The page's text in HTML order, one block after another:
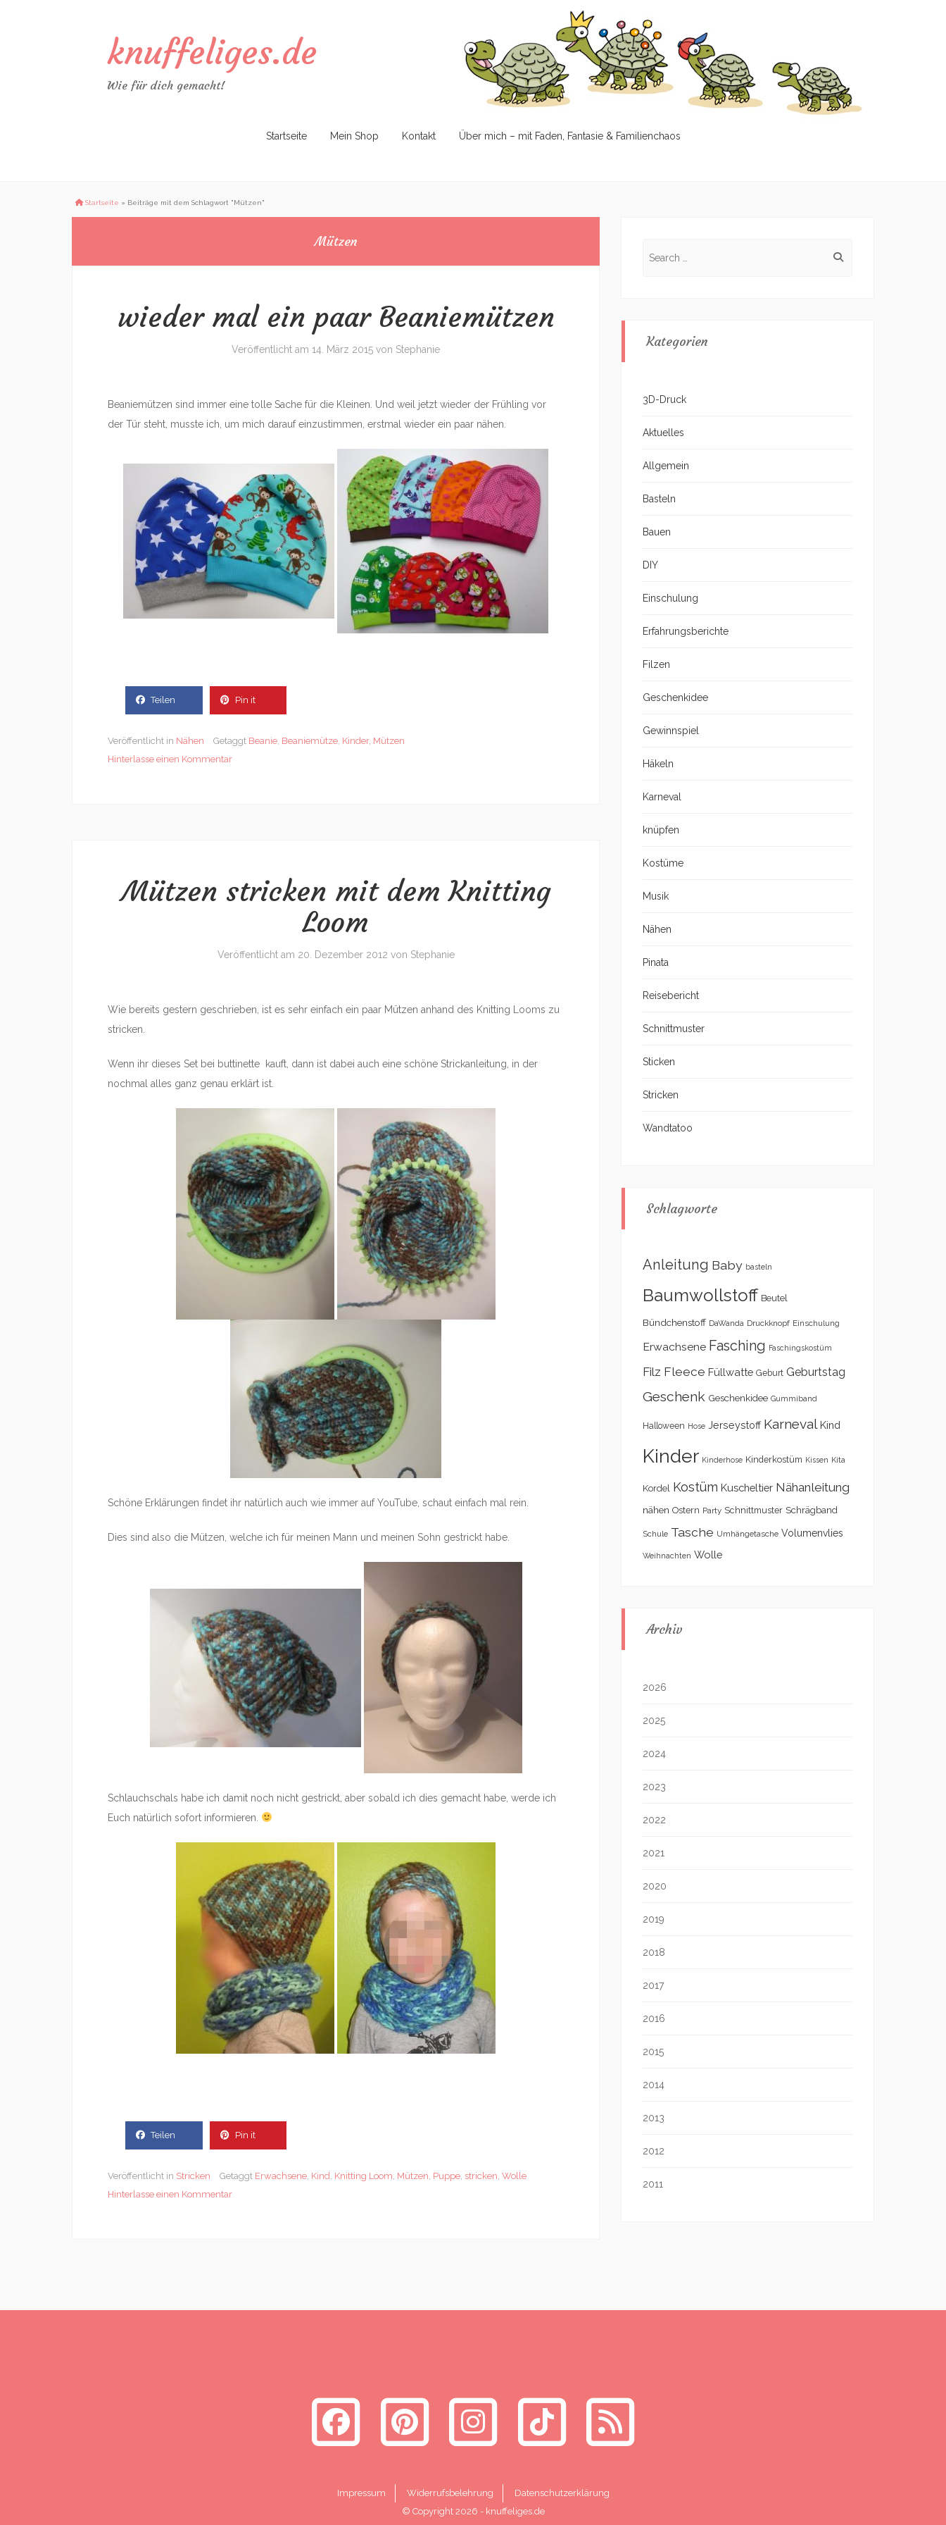
knuffeliges.de
Wie für dich gemacht!
Startseite Mein Shop Kontakt Über mich – mit Faden, Fantasie & Familienchaos
Startseite » Beiträge mit dem Schlagwort "Mützen"
Mützen
wieder mal ein paar Beaniemützen
Veröffentlicht am 14. März 2015 von Stephanie
Beaniemützen sind immer eine tolle Sache für die Kleinen. Und weil jetzt wieder der Frühling vor
der Tür steht, musste ich, um mich darauf einzustimmen, erstmal wieder ein paar nähen.
Teilen Pin it
Veröffentlicht in Nähen Getaggt Beanie, Beaniemütze, Kinder, Mützen
Hinterlasse einen Kommentar
Mützen stricken mit dem Knitting
Loom
Veröffentlicht am 20. Dezember 2012 von Stephanie
Wie bereits gestern geschrieben, ist es sehr einfach ein paar Mützen anhand des Knitting Looms zu
stricken.
Wenn ihr dieses Set bei buttinette kauft, dann ist dabei auch eine schöne Strickanleitung, in der
nochmal alles ganz genau erklärt ist.
Schöne Erklärungen findet ihr natürlich auch wie immer auf YouTube, schaut einfach mal rein.
Dies sind also die Mützen, welche ich für meinen Mann und meinen Sohn gestrickt habe.
Schlauchschals habe ich damit noch nicht gestrickt, aber sobald ich dies gemacht habe, werde ich
Euch natürlich sofort informieren.
Teilen Pin it
Veröffentlicht in Stricken Getaggt Erwachsene, Kind, Knitting Loom, Mützen, Puppe, stricken, Wolle
Hinterlasse einen Kommentar
Kategorien
3D-Druck
Aktuelles
Allgemein
Basteln
Bauen
DIY
Einschulung
Erfahrungsberichte
Filzen
Geschenkidee
Gewinnspiel
Häkeln
Karneval
knüpfen
Kostüme
Musik
Nähen
Pinata
Reisebericht
Schnittmuster
Sticken
Stricken
Wandtatoo
Schlagworte
Anleitung Baby basteln
Baumwollstoff Beutel
Bündchenstoff DaWanda Druckknopf Einschulung
Erwachsene Fasching Faschingskostüm
Filz Fleece Füllwatte Geburt Geburtstag
Geschenk Geschenkidee Gummiband
Halloween Hose Jerseystoff Karneval Kind
Kinder Kinderhose Kinderkostüm Kissen Kita
Kordel Kostüm Kuscheltier Nähanleitung
nähen Ostern Party Schnittmuster Schrägband
Schule Tasche Umhängetasche Volumenvlies
Weihnachten Wolle
Archiv
2026
2025
2024
2023
2022
2021
2020
2019
2018
2017
2016
2015
2014
2013
2012
2011
Impressum Widerrufsbelehrung
Datenschutzerklärung
© Copyright 2026 - knuffeliges.de